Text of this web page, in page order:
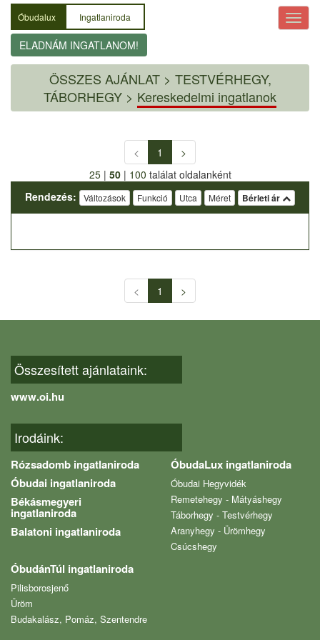
Óbudalux Ingatlaniroda
ELADNÁM INGATLANOM!
ÖSSZES AJÁNLAT> TESTVÉRHEGY,
TÁBORHEGY > Kereskedelmi ingatlanok
< 1
>
25| 50| 100 találat oldalanként
Rendezés:
Változások Funkció Utca Méret Bérleti ár
< 1 >
Összesített ajánlataink:
www.oi.hu
Irodáink:
Rózsadomb ingatlaniroda
Óbudai ingatlaniroda
Békásmegyeri
ingatlaniroda
Balatoni ingatlaniroda
ÓbudaLux ingatlaniroda
Óbudai Hegyvidék
Remetehegy - Mátyáshegy
Táborhegy - Testvérhegy
Aranyhegy - Ürömhegy
Csúcshegy
ÓbudánTúl ingatlaniroda
Pilisborosjenő
Üröm
Budakalász, Pomáz, Szentendre